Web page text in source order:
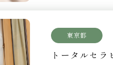
東京都
トータルセ